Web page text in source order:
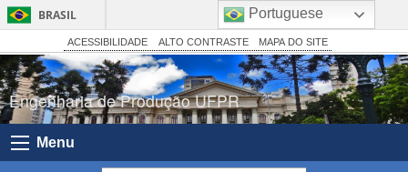
BRASIL
Simplifique!
Comunica BR
Participe
Acesso à informação
ACESSIBILIDADE ALTO CONTRASTE MAPA DO SITE
Engenharia de Produção UFPR
Menu
Portuguese